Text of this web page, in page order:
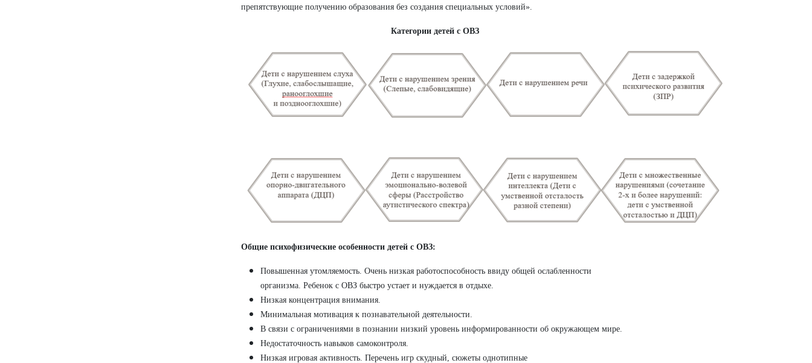
препятствующие получению образования без создания специальных условий».
Категории детей с ОВЗ
Общие психофизические особенности детей с ОВЗ:
Повышенная утомляемость. Очень низкая работоспособность ввиду общей ослабленности
организма. Ребенок с ОВЗ быстро устает и нуждается в отдыхе.
Низкая концентрация внимания.
Минимальная мотивация к познавательной деятельности.
В связи с ограничениями в познании низкий уровень информированности об окружающем мире.
Недостаточность навыков самоконтроля.
Низкая игровая активность. Перечень игр скудный, сюжеты однотипные